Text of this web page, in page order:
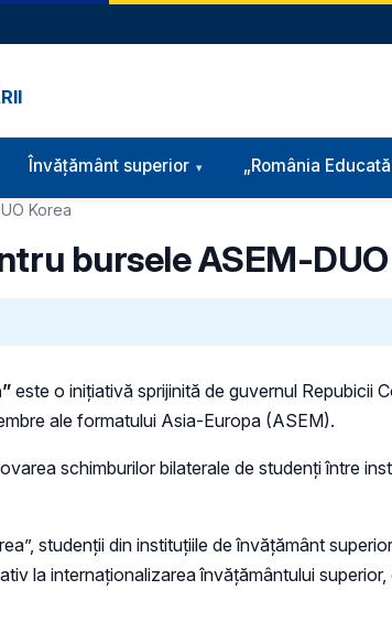
Învățământ superior „România
Korea
bursele ASEM-
este o inițiativă sprijinită de guvernul Repubicii
ale formatului Asia-Europa (ASEM).
schimburilor bilaterale de studenți între
studenții din instituțiile de învățământ
la internaționalizarea învățământului